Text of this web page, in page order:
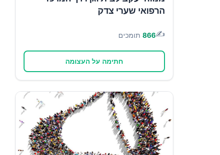
הרפואי שערי צדק
✍️
866 תומכים
חתימה על העצומה